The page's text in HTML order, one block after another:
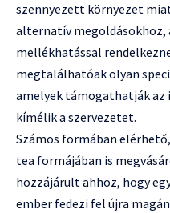
szennyezett környezet
alternatív megoldásokhoz,
mellékhatással
megtalálhatóak olyan
amelyek támogathatják
kímélik a szervezetet.
Számos formában
tea formájában is
hozzájárult ahhoz, hogy
ember fedezi fel újra